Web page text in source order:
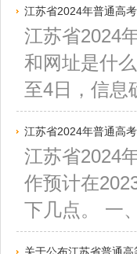
江苏省2024年普通高
江苏省2024
和网址是什
至4日，信息
江苏省2024年普通高
江苏省2024
作预计在
下几点。 一